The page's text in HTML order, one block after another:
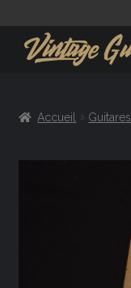
Amplis
Effets
Accueil Guitares